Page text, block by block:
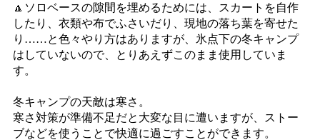
🔼ソロベースの隙間を埋めるためには、スカートを自作
したり、衣類や布でふさいだり、現地の落ち葉を寄せた
り……と色々やり方はありますが、氷点下の冬キャンプ
はしていないので、とりあえずこのまま使用していま
す。
冬キャンプの天敵は寒さ。
寒さ対策が準備不足だと大変な目に遭いますが、ストー
ブなどを使うことで快適に過ごすことができます。